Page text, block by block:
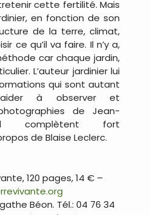
cette fertilité. Mais
en fonction de son
de la terre, climat,
ce qu’il va faire. Il n’y a,
car chaque jardin,
L’auteur jardinier lui
qui sont autant
à observer et
de Jean-
complètent fort
de Blaise Leclerc.
120 pages, 14 € –
Béon. Tél.: 04 76 34